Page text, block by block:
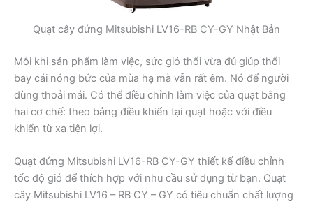
Quạt cây đứng Mitsubishi LV16-RB CY-GY Nhật Bản
Mỗi khi sản phẩm làm việc, sức gió thổi vừa đủ giúp thổi
bay cái nóng bức của mùa hạ mà vẫn rất êm. Nó để người
dùng thoải mái. Có thể điều chỉnh làm việc của quạt bằng
hai cơ chế: theo bảng điều khiển tại quạt hoặc với điều
khiển từ xa tiện lợi.
Quạt đứng Mitsubishi LV16-RB CY-GY thiết kế điều chỉnh
tốc độ gió để thích hợp với nhu cầu sử dụng từ bạn. Quạt
cây Mitsubishi LV16 – RB CY – GY có tiêu chuẩn chất lượng